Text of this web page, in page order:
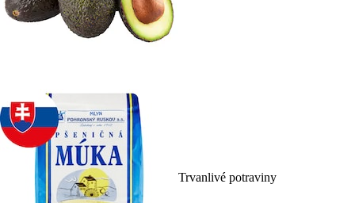
Trvanlivé potraviny